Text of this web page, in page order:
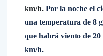
km/h. Por la noche el
una temperatura de 8
que habrá viento de
km/h.